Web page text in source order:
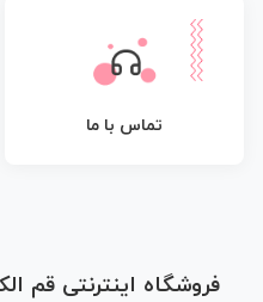
تماس با ما
فروشگاه اینترنتی قم